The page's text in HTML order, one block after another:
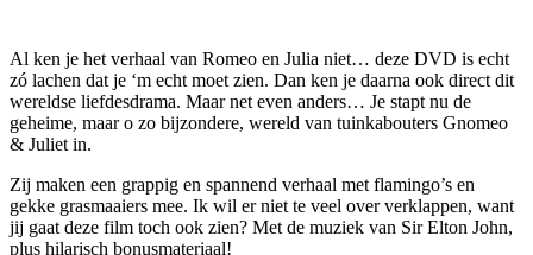
Al ken je het verhaal van Romeo en Julia niet… deze DVD is echt
zó lachen dat je ‘m echt moet zien. Dan ken je daarna ook direct dit
wereldse liefdesdrama. Maar net even anders… Je stapt nu de
geheime, maar o zo bijzondere, wereld van tuinkabouters Gnomeo
& Juliet in.
Zij maken een grappig en spannend verhaal met flamingo’s en
gekke grasmaaiers mee. Ik wil er niet te veel over verklappen, want
jij gaat deze film toch ook zien? Met de muziek van Sir Elton John,
plus hilarisch bonusmateriaal!